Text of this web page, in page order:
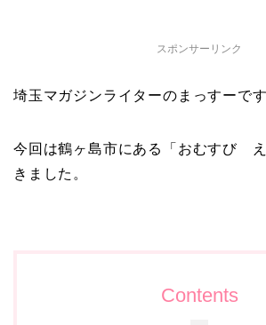
スポンサーリンク
埼玉マガジンライターのまっすーです
今回は鶴ヶ島市にある「おむすび
きました。
Contents